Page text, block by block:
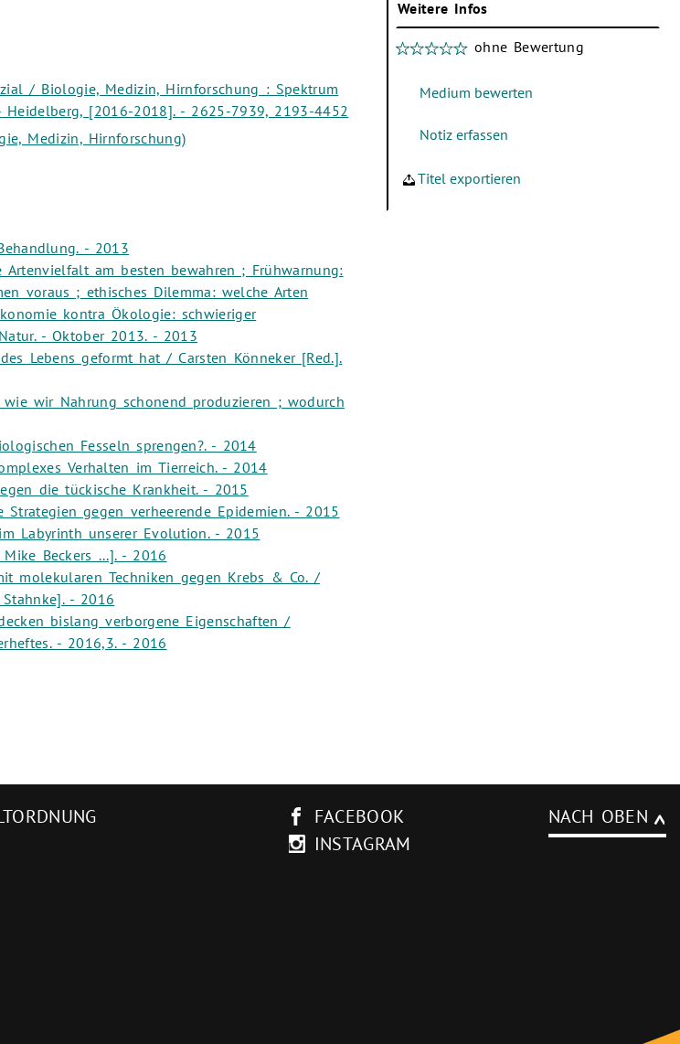
/ Biologie, Medizin, Hirnforschung : Spektrum
[2016-2018]. - 2625-7939, 2193-4452
Medizin, Hirnforschung)
- 2013
am besten bewahren ; Frühwarnung:
voraus ; ethisches Dilemma: welche Arten
kontra Ökologie: schwieriger
- Oktober 2013. - 2013
Lebens geformt hat / Carsten Könneker [Red.].
wir Nahrung schonend produzieren ; wodurch
Fesseln sprengen?. - 2014
Verhalten im Tierreich. - 2014
die tückische Krankheit. - 2015
gegen verheerende Epidemien. - 2015
Labyrinth unserer Evolution. - 2015
Beckers ...]. - 2016
molekularen Techniken gegen Krebs & Co. /
- 2016
bislang verborgene Eigenschaften /
- 2016,3. - 2016
Weitere Infos
ohne Bewertung
Titel exportieren
FACEBOOK
INSTAGRAM
NACH OBEN